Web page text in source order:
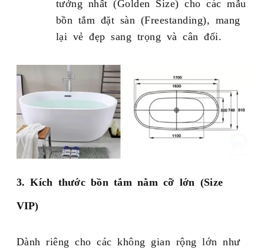
bồn tắm đặt sàn (Freestanding), mang
lại vẻ đẹp sang trọng và cân đối.
3. Kích thước bồn tắm nằm cỡ lớn (Size
VIP)
Dành riêng cho các không gian rộng lớn như